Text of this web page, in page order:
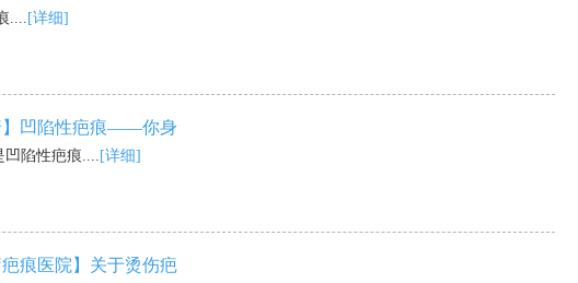
.... [详细]
】凹陷性疤痕——你身
陷性疤痕.... [详细]
疤痕医院】关于烫伤疤